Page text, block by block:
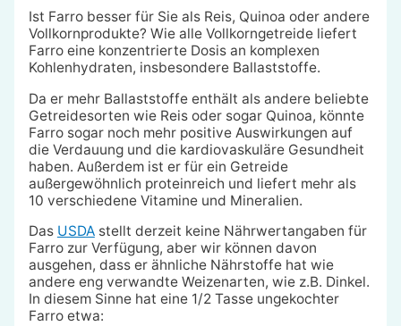
Ist Farro besser für Sie als Reis, Quinoa oder andere
Vollkornprodukte? Wie alle Vollkorngetreide liefert
Farro eine konzentrierte Dosis an komplexen
Kohlenhydraten, insbesondere Ballaststoffe.
Da er mehr Ballaststoffe enthält als andere beliebte
Getreidesorten wie Reis oder sogar Quinoa, könnte
Farro sogar noch mehr positive Auswirkungen auf
die Verdauung und die kardiovaskuläre Gesundheit
haben. Außerdem ist er für ein Getreide
außergewöhnlich proteinreich und liefert mehr als
10 verschiedene Vitamine und Mineralien.
Das USDAstellt derzeit keine Nährwertangaben für
Farro zur Verfügung, aber wir können davon
ausgehen, dass er ähnliche Nährstoffe hat wie
andere eng verwandte Weizenarten, wie z.B. Dinkel.
In diesem Sinne hat eine 1/2 Tasse ungekochter
Farro etwa: